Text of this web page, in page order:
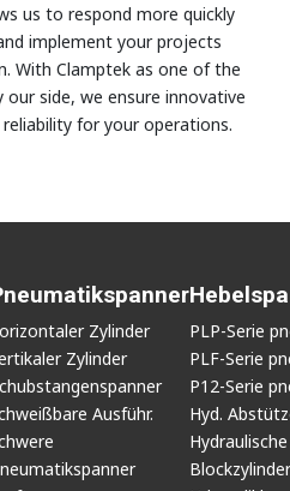
us to respond more quickly
implement your projects
With Clamptek as one of the
side, we ensure innovative
for your operations.
Zylinder
Zylinder
Ausführ.
PLP-Serie
PLF-Serie
P12-Serie
Hyd.
Hydraulische
Blockzylinder